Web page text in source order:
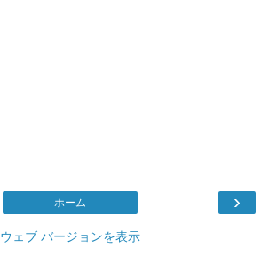
›
ホーム
ウェブ バージョンを表示